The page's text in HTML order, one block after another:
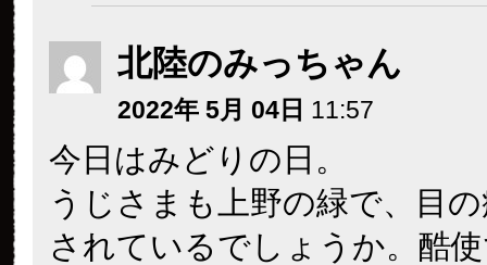
北陸のみっちゃん
2022年 5月 04日 11:57
今日はみどりの日。
うじさまも上野の緑で、目
されているでしょうか。酷